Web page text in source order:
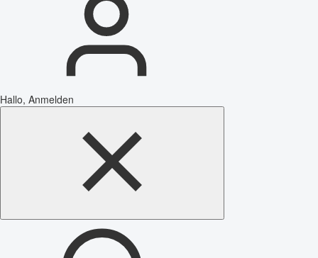
Hallo, Anmelden